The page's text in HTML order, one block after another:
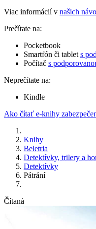
Viac informácií v našich
Prečítate na:
Pocketbook
Smartfón či tablet s
Počítač s
Neprečítate na:
Kindle
Ako čítať e-knihy
Knihy
Beletria
Detektívky, trilery a
Detektívky
Pátrání
Čítaná